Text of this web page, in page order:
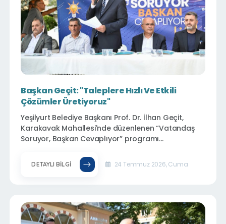
Başkan Geçit: "Taleplere Hızlı Ve Etkili
Çözümler Üretiyoruz"
Yeşilyurt Belediye Başkanı Prof. Dr. İlhan Geçit,
Karakavak Mahallesi'nde düzenlenen “Vatandaş
Soruyor, Başkan Cevaplıyor” programı
mahalle sakinlerinin talep ve önerilerini yerinde
DETAYLI BILGI 24 Temmuz 2026, Cuma